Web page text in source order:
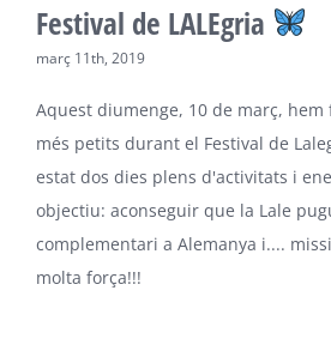
Festival de LALEgria
març 11th, 2019
Aquest diumenge, 10 de març, hem
més petits durant el Festival de
estat dos dies plens d'activitats i
objectiu: aconseguir que la Lale
complementari a Alemanya i....
molta força!!!